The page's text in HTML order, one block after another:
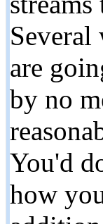
are
by no
You'd
how